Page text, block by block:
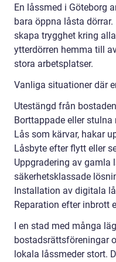
En låssmed i Göteborg
bara öppna låsta
skapa trygghet kring
ytterdörren hemma till
stora arbetsplatser.
Vanliga situationer där
Utestängd från
Borttappade eller stulna
Lås som kärvar, hakar
Låsbyte efter flytt eller
Uppgradering av gamla
säkerhetsklassade
Installation av digitala
Reparation efter inbrott
I en stad med många
bostadsrättsföreningar
lokala låssmeder stort.